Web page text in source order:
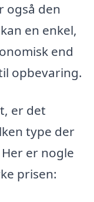
også den
en enkel,
end
opbevaring.
er det
type der
er nogle
prisen: